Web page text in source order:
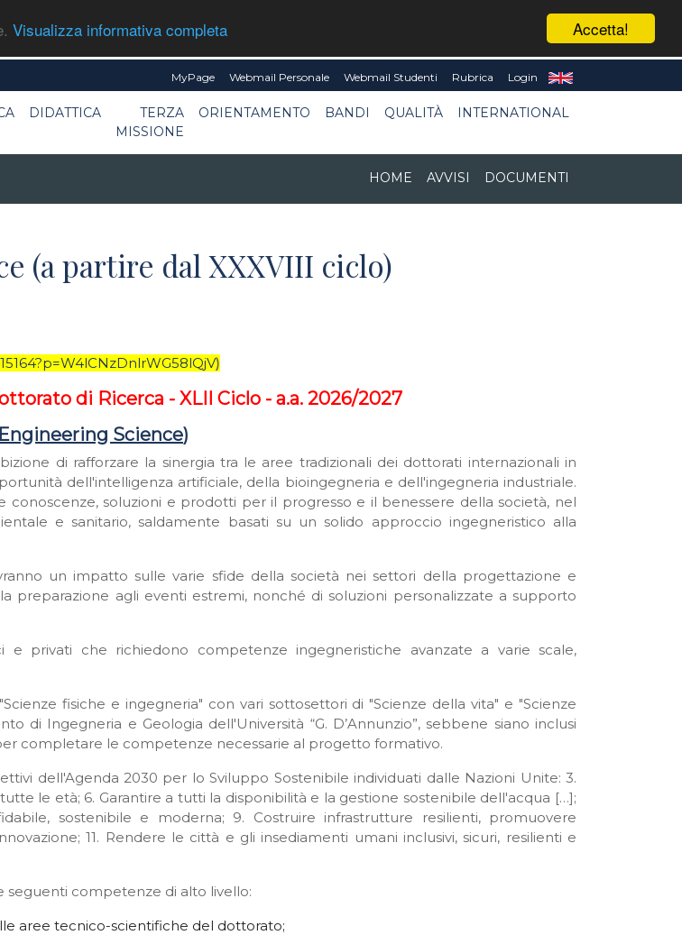
Accetta!
Visualizza informativa completa
MyPage Webmail Personale Webmail Studenti Rubrica Login
DIDATTICA
TERZA
MISSIONE
ORIENTAMENTO BANDI QUALITÀ INTERNATIONAL
HOME AVVISI DOCUMENTI
(a partire dal XXXVIII ciclo)
)
di Ricerca - XLII Ciclo - a.a. 2026/2027
Science)
di rafforzare la sinergia tra le aree tradizionali dei dottorati internazionali in
dell'intelligenza artificiale, della bioingegneria e dell'ingegneria industriale.
soluzioni e prodotti per il progresso e il benessere della società, nel
e sanitario, saldamente basati su un solido approccio ingegneristico alla
un impatto sulle varie sfide della società nei settori della progettazione e
preparazione agli eventi estremi, nonché di soluzioni personalizzate a supporto
privati che richiedono competenze ingegneristiche avanzate a varie scale,
fisiche e ingegneria" con vari sottosettori di "Scienze della vita" e "Scienze
di Ingegneria e Geologia dell'Università “G. D’Annunzio”, sebbene siano inclusi
completare le competenze necessarie al progetto formativo.
dell'Agenda 2030 per lo Sviluppo Sostenibile individuati dalle Nazioni Unite: 3.
le età; 6. Garantire a tutti la disponibilità e la gestione sostenibile dell'acqua […];
sostenibile e moderna; 9. Costruire infrastrutture resilienti, promuovere
11. Rendere le città e gli insediamenti umani inclusivi, sicuri, resilienti e
competenze di alto livello:
aree tecnico-scientifiche del dottorato;